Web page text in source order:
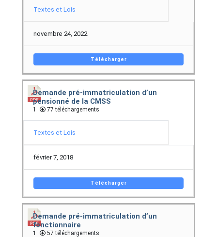
Textes et Lois
novembre 24, 2022
Télécharger
Demande pré-immatriculation d’un
pensionné de la CMSS
1 77 téléchargements
Textes et Lois
février 7, 2018
Télécharger
Demande pré-immatriculation d’un
fonctionnaire
1 57 téléchargements